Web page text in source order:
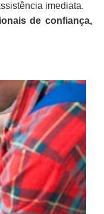
imediata.
de confiança,